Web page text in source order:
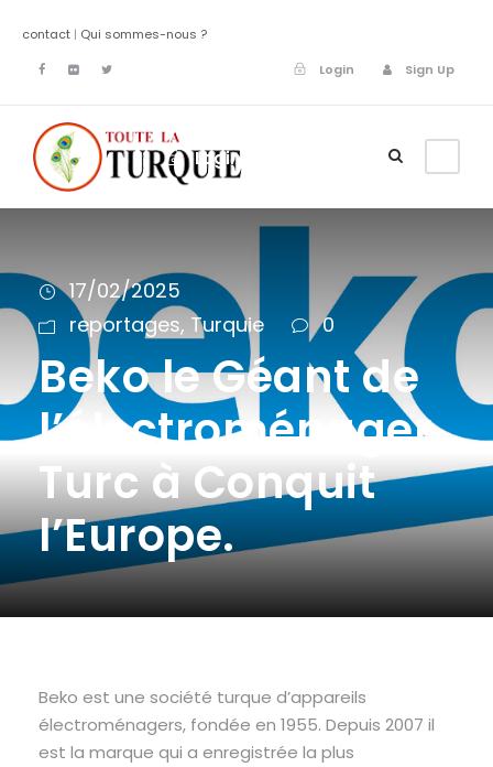
contact | Qui sommes-nous ?
Login
Sign Up
Login
17/02/2025
reportages, Turquie 0
Beko le Géant de
l’électroménager
Turc à Conquit
l’Europe.
Beko est une société turque d’appareils
électroménagers, fondée en 1955. Depuis 2007 il
est la marque qui a enregistrée la plus